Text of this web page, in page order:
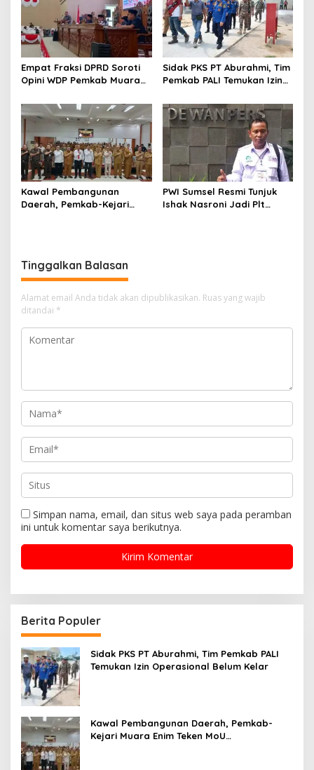
Empat Fraksi DPRD Soroti
Opini WDP Pemkab Muara
Kelola Keuangan
Sidak PKS PT Aburahmi, Tim
Pemkab PALI Temukan Izin
Kawal Pembangunan
Daerah, Pemkab-Kejari
PWI Sumsel Resmi Tunjuk
Ishak Nasroni Jadi Plt
Tinggalkan Balasan
Alamat email Anda tidak akan dipublikasikan. Ruas yang wajib
ditandai *
Simpan nama, email, dan situs web saya pada peramban
ini untuk komentar saya berikutnya.
Berita Populer
Sidak PKS PT Aburahmi, Tim Pemkab PALI
Temukan Izin Operasional Belum Kelar
Kawal Pembangunan Daerah, Pemkab-
Kejari Muara Enim Teken MoU